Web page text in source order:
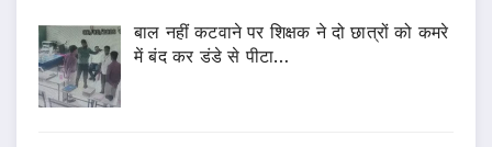
बाल नहीं कटवाने पर शिक्षक ने दो छात्रों को कमरे
में बंद कर डंडे से पीटा…